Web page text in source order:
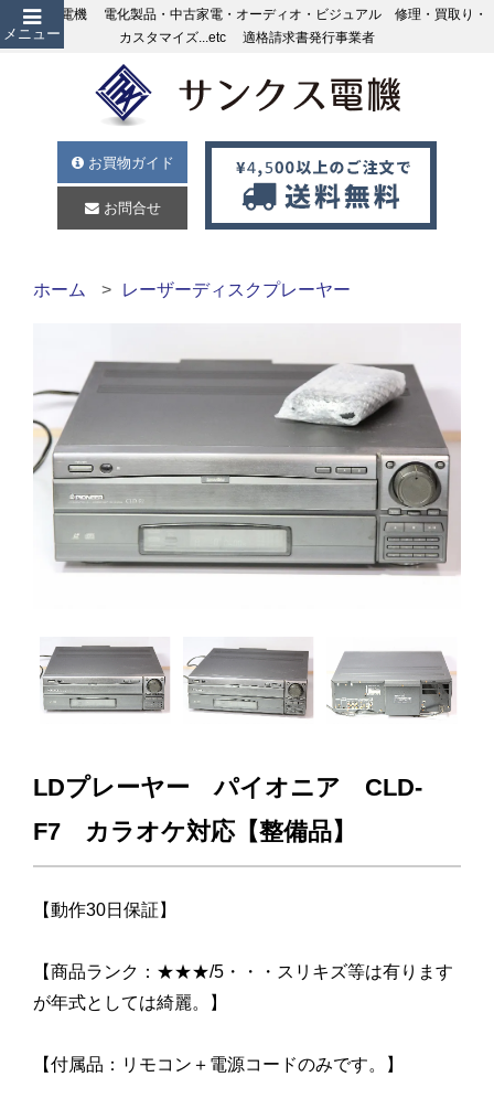
メニュー
サンクス電機 電化製品・中古家電・オーディオ・ビジュアル 修理・買取り・
カスタマイズ...etc 適格請求書発行事業者
お買物ガイド
お問合せ
ホーム レーザーディスクプレーヤー
LDプレーヤー パイオニア CLD-
F7 カラオケ対応【整備品】
【動作30日保証】
【商品ランク：★★★/5・・・スリキズ等は有ります
が年式としては綺麗。】
【付属品：リモコン＋電源コードのみです。】